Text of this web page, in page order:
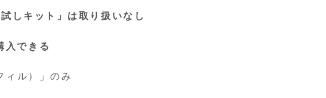
しキット」は取り扱いなし
入できる
ィル）」のみ